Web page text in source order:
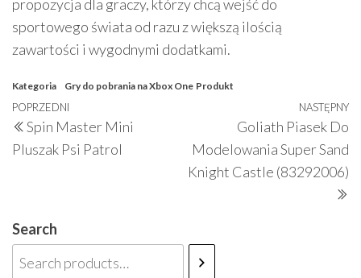
propozycja dla graczy, którzy chcą wejść do
sportowego świata od razu z większą ilością
zawartości i wygodnymi dodatkami.
Kategoria Gry do pobrania na Xbox One Produkt
Nawigacja
wpisu
Poprzedni
wpis
POPRZEDNI
Spin Master Mini
Pluszak Psi Patrol
NASTĘPNY
Goliath Piasek Do
Modelowania Super Sand
Knight Castle (83292006)
Search